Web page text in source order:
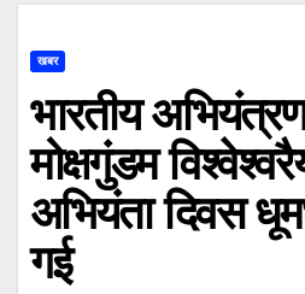
खबर
भारतीय
मोक्षगुंडम
अभियंता दिवस
गई